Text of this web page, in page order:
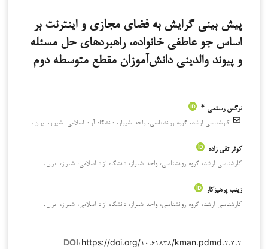
پیش بینی گرایش به فضای مجازی و اینترنت بر
اساس جو عاطفی خانواده، راهبردهای حل مسئله
و پیوند والدینی دانش‌آموزان مقطع متوسطه دوم
نرگس رستمی *
کارشناسی ارشد، گروه روانشناسی، واحد شیراز، دانشگاه آزاد اسلامی، شیراز، ایران.
کوثر تقی زاده
کارشناسی ارشد، گروه روانشناسی، واحد شیراز، دانشگاه آزاد اسلامی، شیراز، ایران.
زینب پرهیزکار
کارشناسی ارشد، گروه روانشناسی، واحد شیراز، دانشگاه آزاد اسلامی، شیراز، ایران.
DOI: https://doi.org/۱۰.۶۱۸۳۸/kman.pdmd.۲.۳.۲